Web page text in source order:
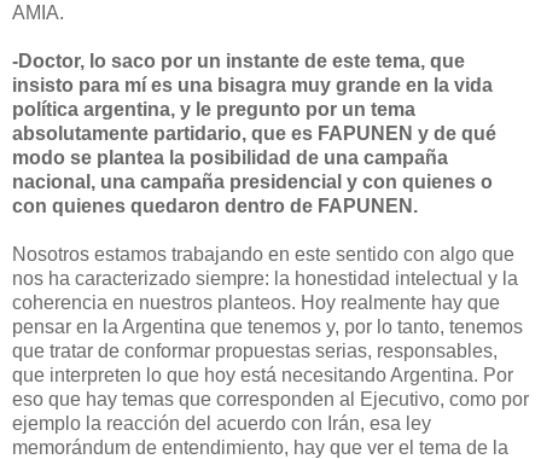
AMIA.
-Doctor, lo saco por un instante de este tema, que
insisto para mí es una bisagra muy grande en la vida
política argentina, y le pregunto por un tema
absolutamente partidario, que es FAPUNEN y de qué
modo se plantea la posibilidad de una campaña
nacional, una campaña presidencial y con quienes o
con quienes quedaron dentro de FAPUNEN.
Nosotros estamos trabajando en este sentido con algo que
nos ha caracterizado siempre: la honestidad intelectual y la
coherencia en nuestros planteos. Hoy realmente hay que
pensar en la Argentina que tenemos y, por lo tanto, tenemos
que tratar de conformar propuestas serias, responsables,
que interpreten lo que hoy está necesitando Argentina. Por
eso que hay temas que corresponden al Ejecutivo, como por
ejemplo la reacción del acuerdo con Irán, esa ley
memorándum de entendimiento, hay que ver el tema de la